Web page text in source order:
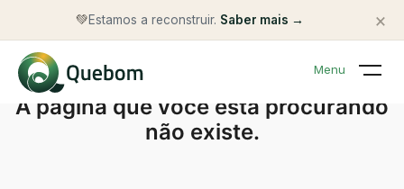
💚Estamos a reconstruir. Saber mais → ×
Menu
A página que você está procurando
não existe.